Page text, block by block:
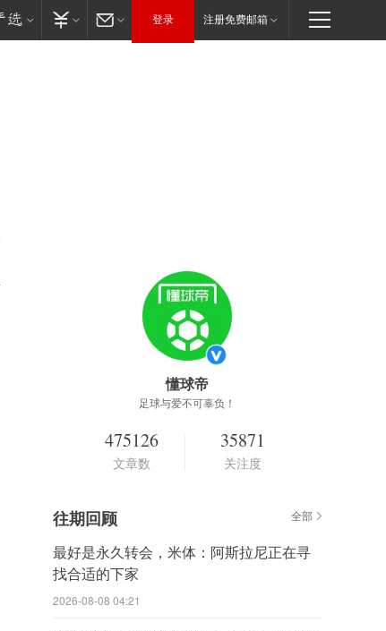
登录 注册免费邮箱
懂球帝
足球与爱不可辜负！
475126
文章数
35871
关注度
往期回顾 全部
最好是永久转会，米体：阿斯拉尼正在寻
找合适的下家
2026-08-08 04:21